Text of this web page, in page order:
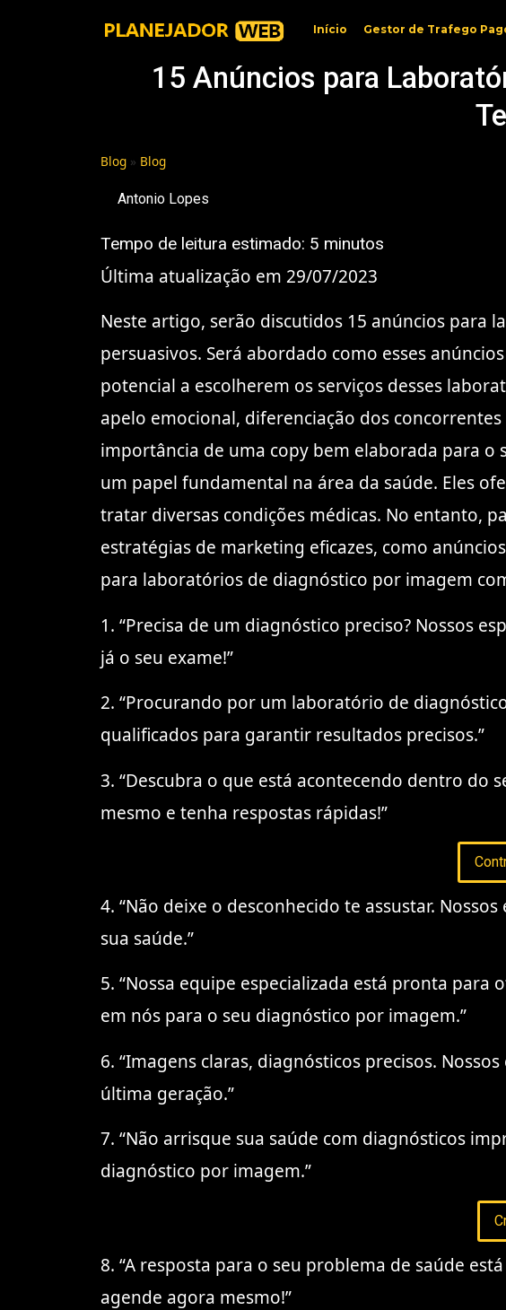
Início Gestor de Trafego
15 Anúncios para
Blog » Blog
Antonio Lopes
Tempo de leitura estimado: 5 minutos
Última atualização em 29/07/2023
Neste artigo, serão discutidos 15 anúncios para
persuasivos. Será abordado como esses
potencial a escolherem os serviços desses
apelo emocional, diferenciação dos
importância de uma copy bem elaborada para o
um papel fundamental na área da saúde. Eles
tratar diversas condições médicas. No entanto,
estratégias de marketing eficazes, como
para laboratórios de diagnóstico por imagem
1. “Precisa de um diagnóstico preciso? Nossos
já o seu exame!”
2. “Procurando por um laboratório de
qualificados para garantir resultados precisos.”
3. “Descubra o que está acontecendo dentro do
mesmo e tenha respostas rápidas!”
4. “Não deixe o desconhecido te assustar.
sua saúde.”
5. “Nossa equipe especializada está pronta
em nós para o seu diagnóstico por imagem.”
6. “Imagens claras, diagnósticos precisos.
última geração.”
7. “Não arrisque sua saúde com diagnósticos
diagnóstico por imagem.”
8. “A resposta para o seu problema de saúde
agende agora mesmo!”